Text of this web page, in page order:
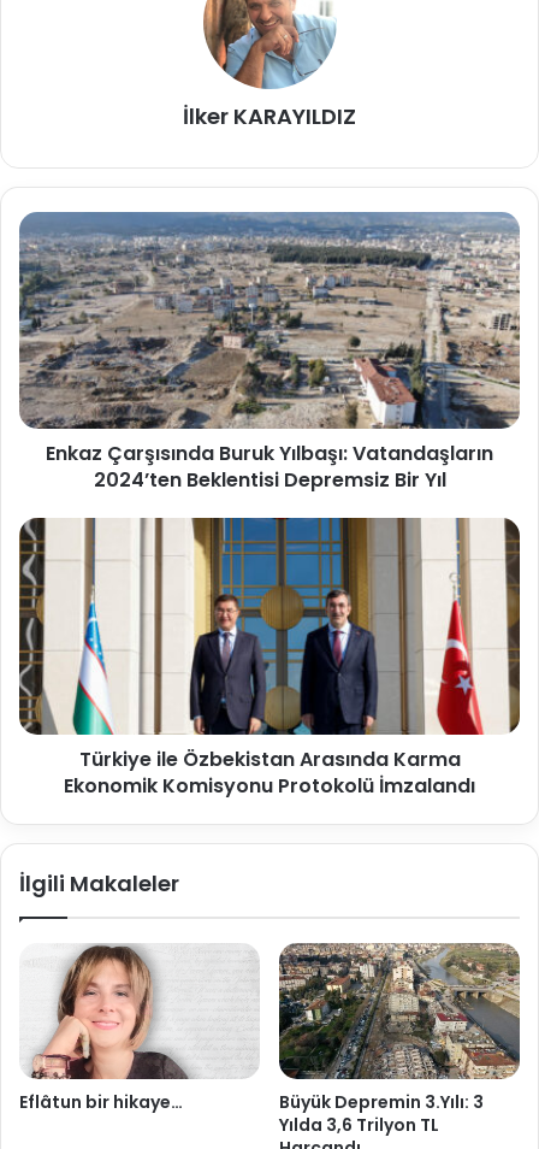
İlker KARAYILDIZ
Enkaz Çarşısında Buruk Yılbaşı: Vatandaşların
2024’ten Beklentisi Depremsiz Bir Yıl
Türkiye ile Özbekistan Arasında Karma
Ekonomik Komisyonu Protokolü İmzalandı
İlgili Makaleler
Eflâtun bir hikaye…
Büyük Depremin 3.Yılı: 3
Yılda 3,6 Trilyon TL